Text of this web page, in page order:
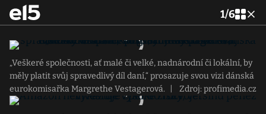
1/6
„Veškeré společnosti, ať malé či velké, nadnárodní či lokální, by
měly platit svůj spravedlivý díl daní,“ prosazuje svou vizi dánská
eurokomisařka Margrethe Vestagerová.
Zdroj: profimedia.cz